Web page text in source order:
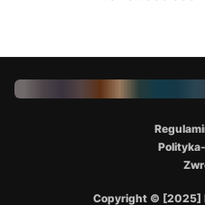
Copyright © [2025]